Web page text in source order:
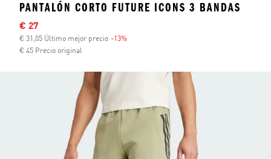
PANTALÓN CORTO FUTURE ICONS 3 BANDAS
Precio rebajado
€ 27
€ 31,05 Último mejor precio -13%
€ 45 Precio original